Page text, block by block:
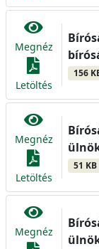
Megnéz
Letöltés
156
Megnéz
Letöltés
51 KB
Megnéz